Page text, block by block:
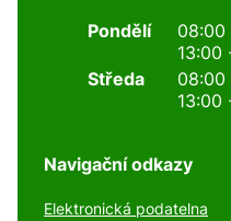
Pondělí
08:00
13:00
Středa
08:00
13:00
Navigační odkazy
Elektronická podatelna